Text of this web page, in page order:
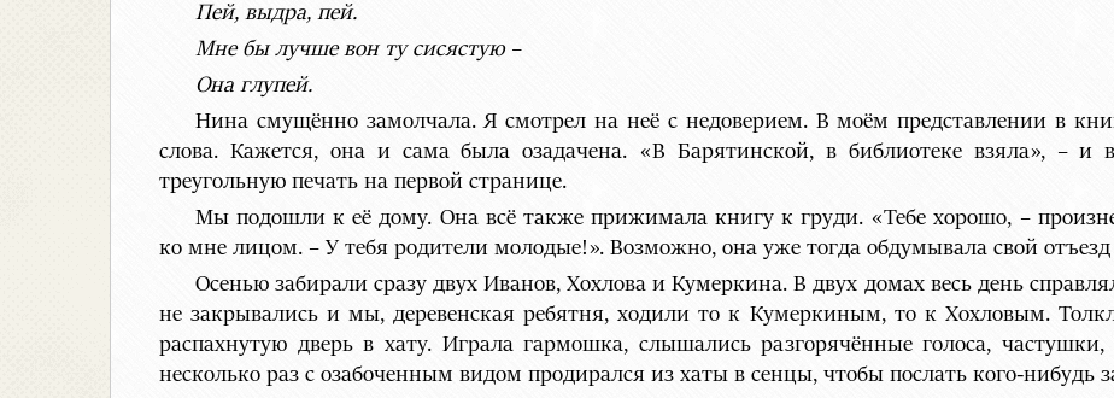
Пей, выдра, пей.
Мне бы лучше вон ту сисястую –
Она глупей.
Нина смущённо замолчала. Я смотрел на неё с недоверием. В моём представлении в
слова. Кажется, она и сама была озадачена. «В Барятинской, в библиотеке взяла», – и
треугольную печать на первой странице.
Мы подошли к её дому. Она всё также прижимала книгу к груди. «Тебе хорошо, –
ко мне лицом. – У тебя родители молодые!». Возможно, она уже тогда обдумывала свой отъезд
Осенью забирали сразу двух Иванов, Хохлова и Кумеркина. В двух домах весь день
не закрывались и мы, деревенская ребятня, ходили то к Кумеркиным, то к Хохловым.
распахнутую дверь в хату. Играла гармошка, слышались разгорячённые голоса,
несколько раз с озабоченным видом продирался из хаты в сенцы, чтобы послать кого-нибудь